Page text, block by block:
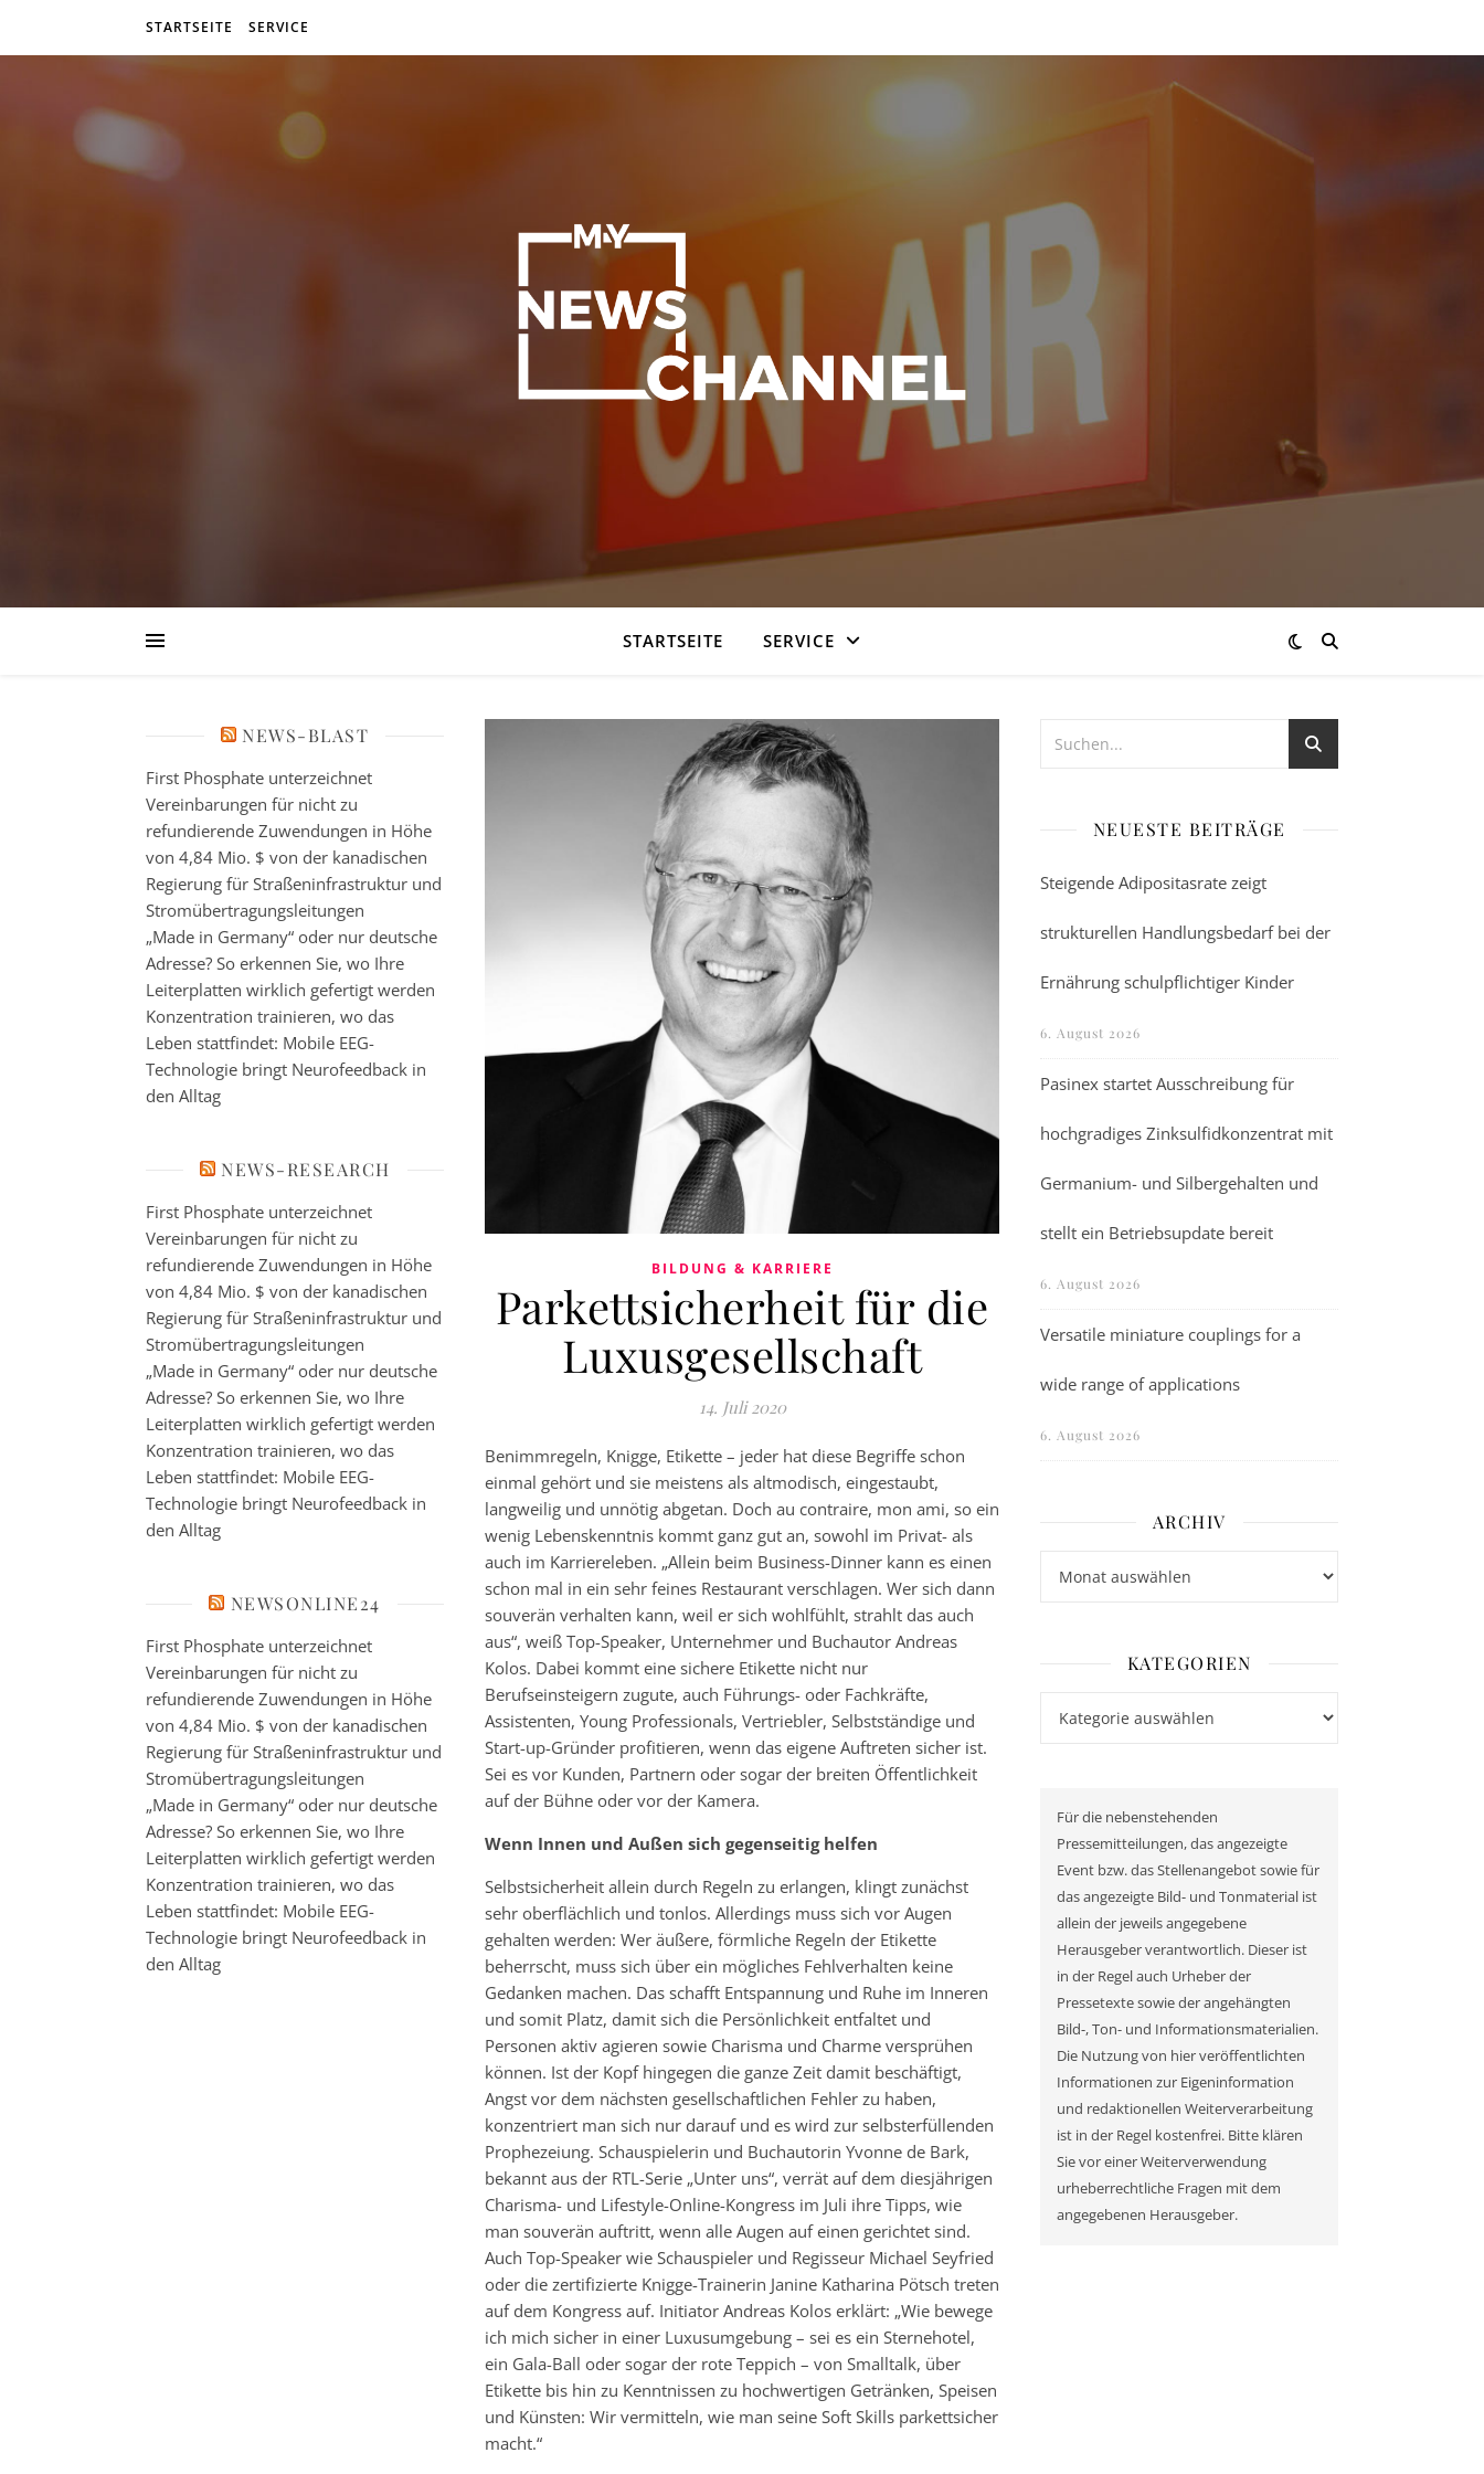
STARTSEITE SERVICE
STARTSEITE SERVICE
NEWS-BLAST
First Phosphate unterzeichnet
Vereinbarungen für nicht zu
refundierende Zuwendungen in Höhe
von 4,84 Mio. $ von der kanadischen
Regierung für Straßeninfrastruktur und
Stromübertragungsleitungen
„Made in Germany“ oder nur deutsche
Adresse? So erkennen Sie, wo Ihre
Leiterplatten wirklich gefertigt werden
Konzentration trainieren, wo das
Leben stattfindet: Mobile EEG-
Technologie bringt Neurofeedback in
den Alltag
NEWS-RESEARCH
First Phosphate unterzeichnet
Vereinbarungen für nicht zu
refundierende Zuwendungen in Höhe
von 4,84 Mio. $ von der kanadischen
Regierung für Straßeninfrastruktur und
Stromübertragungsleitungen
„Made in Germany“ oder nur deutsche
Adresse? So erkennen Sie, wo Ihre
Leiterplatten wirklich gefertigt werden
Konzentration trainieren, wo das
Leben stattfindet: Mobile EEG-
Technologie bringt Neurofeedback in
den Alltag
NEWSONLINE24
First Phosphate unterzeichnet
Vereinbarungen für nicht zu
refundierende Zuwendungen in Höhe
von 4,84 Mio. $ von der kanadischen
Regierung für Straßeninfrastruktur und
Stromübertragungsleitungen
„Made in Germany“ oder nur deutsche
Adresse? So erkennen Sie, wo Ihre
Leiterplatten wirklich gefertigt werden
Konzentration trainieren, wo das
Leben stattfindet: Mobile EEG-
Technologie bringt Neurofeedback in
den Alltag
BILDUNG & KARRIERE
Parkettsicherheit für die
Luxusgesellschaft
14. Juli 2020
Benimmregeln, Knigge, Etikette – jeder hat diese Begriffe schon
einmal gehört und sie meistens als altmodisch, eingestaubt,
langweilig und unnötig abgetan. Doch au contraire, mon ami, so ein
wenig Lebenskenntnis kommt ganz gut an, sowohl im Privat- als
auch im Karriereleben. „Allein beim Business-Dinner kann es einen
schon mal in ein sehr feines Restaurant verschlagen. Wer sich dann
souverän verhalten kann, weil er sich wohlfühlt, strahlt das auch
aus“, weiß Top-Speaker, Unternehmer und Buchautor Andreas
Kolos. Dabei kommt eine sichere Etikette nicht nur
Berufseinsteigern zugute, auch Führungs- oder Fachkräfte,
Assistenten, Young Professionals, Vertriebler, Selbstständige und
Start-up-Gründer profitieren, wenn das eigene Auftreten sicher ist.
Sei es vor Kunden, Partnern oder sogar der breiten Öffentlichkeit
auf der Bühne oder vor der Kamera.
Wenn Innen und Außen sich gegenseitig helfen
Selbstsicherheit allein durch Regeln zu erlangen, klingt zunächst
sehr oberflächlich und tonlos. Allerdings muss sich vor Augen
gehalten werden: Wer äußere, förmliche Regeln der Etikette
beherrscht, muss sich über ein mögliches Fehlverhalten keine
Gedanken machen. Das schafft Entspannung und Ruhe im Inneren
und somit Platz, damit sich die Persönlichkeit entfaltet und
Personen aktiv agieren sowie Charisma und Charme versprühen
können. Ist der Kopf hingegen die ganze Zeit damit beschäftigt,
Angst vor dem nächsten gesellschaftlichen Fehler zu haben,
konzentriert man sich nur darauf und es wird zur selbsterfüllenden
Prophezeiung. Schauspielerin und Buchautorin Yvonne de Bark,
bekannt aus der RTL-Serie „Unter uns“, verrät auf dem diesjährigen
Charisma- und Lifestyle-Online-Kongress im Juli ihre Tipps, wie
man souverän auftritt, wenn alle Augen auf einen gerichtet sind.
Auch Top-Speaker wie Schauspieler und Regisseur Michael Seyfried
oder die zertifizierte Knigge-Trainerin Janine Katharina Pötsch treten
auf dem Kongress auf. Initiator Andreas Kolos erklärt: „Wie bewege
ich mich sicher in einer Luxusumgebung – sei es ein Sternehotel,
ein Gala-Ball oder sogar der rote Teppich – von Smalltalk, über
Etikette bis hin zu Kenntnissen zu hochwertigen Getränken, Speisen
und Künsten: Wir vermitteln, wie man seine Soft Skills parkettsicher
macht.“
NEUESTE BEITRÄGE
Steigende Adipositasrate zeigt
strukturellen Handlungsbedarf bei der
Ernährung schulpflichtiger Kinder
6. August 2026
Pasinex startet Ausschreibung für
hochgradiges Zinksulfidkonzentrat mit
Germanium- und Silbergehalten und
stellt ein Betriebsupdate bereit
6. August 2026
Versatile miniature couplings for a
wide range of applications
6. August 2026
ARCHIV
KATEGORIEN
Für die nebenstehenden
Pressemitteilungen, das angezeigte
Event bzw. das Stellenangebot sowie für
das angezeigte Bild- und Tonmaterial ist
allein der jeweils angegebene
Herausgeber verantwortlich. Dieser ist
in der Regel auch Urheber der
Pressetexte sowie der angehängten
Bild-, Ton- und Informationsmaterialien.
Die Nutzung von hier veröffentlichten
Informationen zur Eigeninformation
und redaktionellen Weiterverarbeitung
ist in der Regel kostenfrei. Bitte klären
Sie vor einer Weiterverwendung
urheberrechtliche Fragen mit dem
angegebenen Herausgeber.